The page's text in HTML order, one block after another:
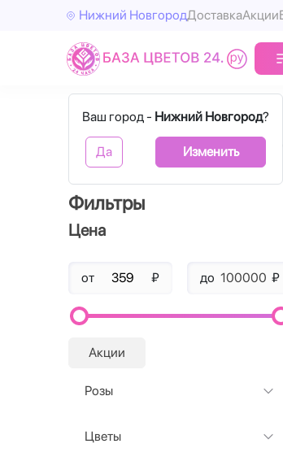
Нижний НовгородДоставкаАкции
Ваш город - Нижний Новгород?
Да Изменить
Фиолетовые гипсофилы
Букеты из
Фильтры
Цена
от ₽ до ₽
Акции
Розы
Цветы